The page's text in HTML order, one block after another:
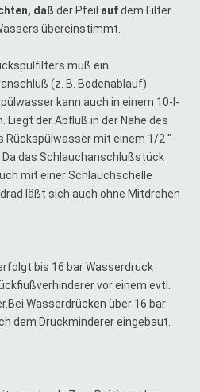
daß der Pfeil aufdem Filter
übereinstimmt.
muß ein
(z. B. Bodenablauf)
kann auch in einem 10-l-
Liegt der Abfluß in der Nähe des
Rückspülwasser mit einem 1/2 "-
das Schlauchanschlußstück
mit einer Schlauchschelle
läßt sich auch ohne Mitdrehen
bis 16 bar Wasserdruck
vor einem evtl.
Wasserdrücken über 16 bar
dem Druckminderer eingebaut.